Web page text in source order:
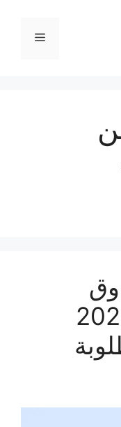
القائمة
العقاري 2022